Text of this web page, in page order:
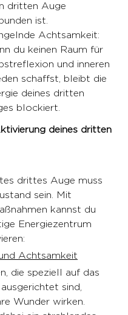
dritten Auge
ist.
Achtsamkeit:
du keinen Raum für
und inneren
schaffst, bleibt die
deines dritten
blockiert.
deines dritten
drittes Auge muss
sein. Mit
kannst du
Energiezentrum
Achtsamkeit
die speziell auf das
sind,
Wunder wirken.